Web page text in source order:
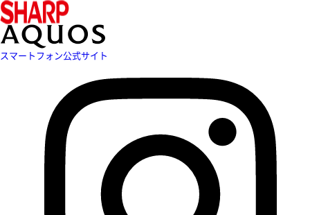
スマートフォン公式サイト